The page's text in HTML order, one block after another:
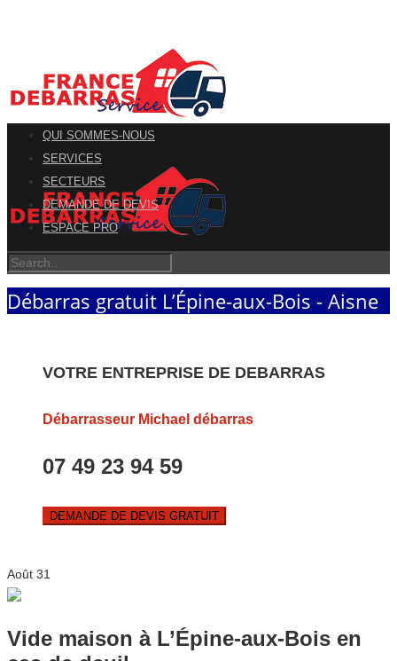
QUI SOMMES-NOUS
SERVICES
SECTEURS
DEMANDE DE DEVIS
ESPACE PRO
Débarras gratuit L’Épine-aux-Bois - Aisne
VOTRE ENTREPRISE DE DEBARRAS
Débarrasseur Michael débarras
07 49 23 94 59
DEMANDE DE DEVIS GRATUIT
Août 31
Vide maison à L’Épine-aux-Bois en